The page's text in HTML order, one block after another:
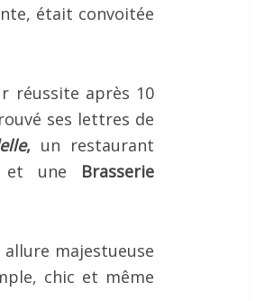
était convoitée
réussite après 10
ses lettres de
, un restaurant
une Brasserie
allure majestueuse
chic et même